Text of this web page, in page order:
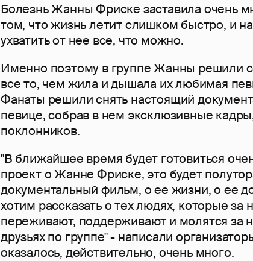
Болезнь Жанны Фриске заставила очень
том, что жизнь летит слишком быстро, и
ухватить от нее все, что можно.
Именно поэтому в группе Жанны решили
все то, чем жила и дышала их любимая
Фанаты решили снять настоящий
певице, собрав в нем эксклюзивные
поклонников.
"В ближайшее время будет готовиться
проект о Жанне Фриске, это будет
документальный фильм, о ее жизни, о ее
хотим рассказать о тех людях, которые за
переживают, поддерживают и молятся за
друзьях по группе" - написали
оказалось, действительно, очень много.